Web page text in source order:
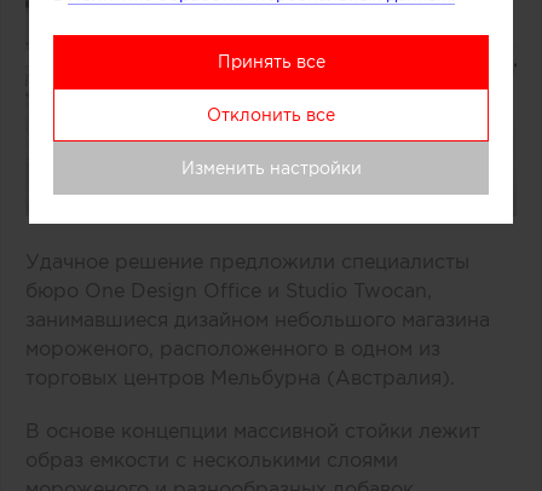
Удачное решение предложили специалисты
бюро One Design Office и Studio Twocan,
занимавшиеся дизайном небольшого магазина
мороженого, расположенного в одном из
торговых центров Мельбурна (Австралия).
В основе концепции массивной стойки лежит
образ емкости с несколькими слоями
Принять все
Отклонить все
Изменить настройки